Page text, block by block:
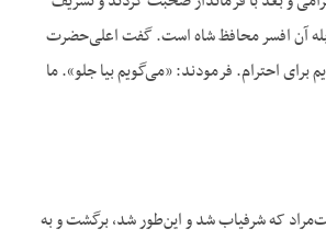
بله آن افسر محافظ شاه است. گفت اعلی‌حضرت
برای احترام. فرمودند: «می‌گویم بیا جلو». ما
که شرفیاب شد و این‌طور شد، برگشت و به